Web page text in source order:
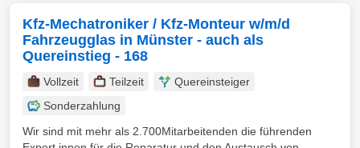
Kfz-Mechatroniker / Kfz-Monteur w/m/d
Fahrzeugglas in Münster - auch als
Quereinstieg - 168
Vollzeit Teilzeit
Quereinsteiger
Sonderzahlung
Wir sind mit mehr als 2.700Mitarbeitenden die führenden